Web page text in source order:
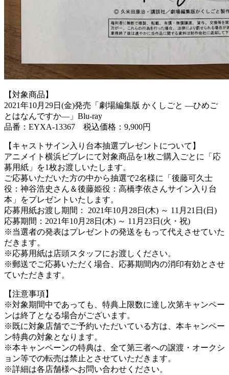
【対象商品】
2021年10月29日(金)発売「劇場編集版 かくしごと ―ひめご
とはなんですか―」Blu-ray
品番：EYXA-13367 税込価格：9,900円
【キャストサイン入り台本抽選プレゼントについて】
アニメイト横浜ビブレにて対象商品を1枚ご購入ごとに「応
募用紙」を1枚お渡しいたします。
ご応募いただいた方の中から抽選で2名様に「後藤可久士
役：神谷浩史さん＆後藤姫役：高橋李依さんサイン入り台
本」をプレゼントいたします。
応募用紙お渡し期間： 2021年10月28日(木) ～ 11月21日(日)
応募期間：2021年10月28日(木) ～ 11月23日(火・祝)
※当選者の発表はプレゼントの発送をもって代えさせていた
だきます。
※応募用紙は店頭スタッフにお渡しください。
※郵送でご応募いただく場合、応募期間内の消印有効とさせ
ていただきます。
【注意事項】
※対象期間中であっても、特典上限数に達し次第キャンペー
ンは終了となる場合がございます。
※既に対象店舗でご予約いただいている方は、本キャンペー
ン特典の対象となります。
※本キャンペーンの特典は、全て第三者への譲渡・オークシ
ョン等での転売は禁止とさせていただきます。
※詳細は各店舗様へお問い合わせください。